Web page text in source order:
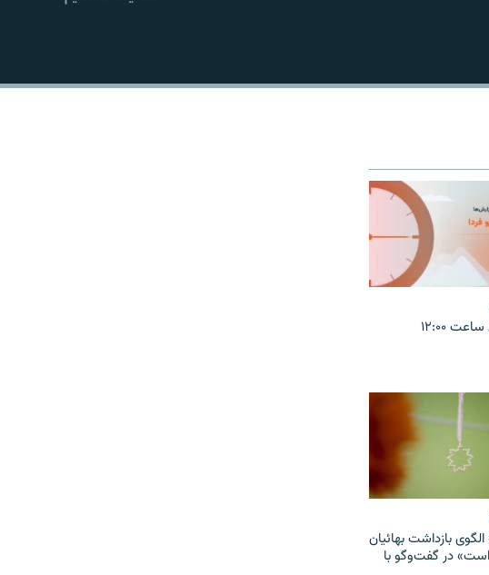
EMBED
۱۲:۰۰
بازداشت بهائیان
است» در گفت‌وگو با